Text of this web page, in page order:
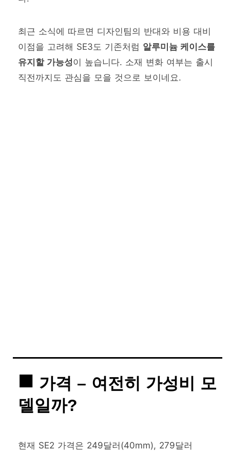
최근 소식에 따르면 디자인팀의 반대와 비용 대비
이점을 고려해 SE3도 기존처럼 알루미늄 케이스를
유지할 가능성이 높습니다. 소재 변화 여부는 출시
직전까지도 관심을 모을 것으로 보이네요.
가격 – 여전히 가성비 모
델일까?
현재 SE2 가격은 249달러(40mm), 279달러